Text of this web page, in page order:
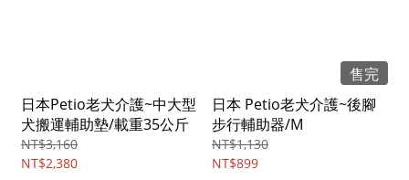
日本Petio老犬介護~中大型
犬搬運輔助墊/載重35公斤
NT$3,160
NT$2,380
售完
日本 Petio老犬介護~後腳
步行輔助器/M
NT$1,130
NT$899